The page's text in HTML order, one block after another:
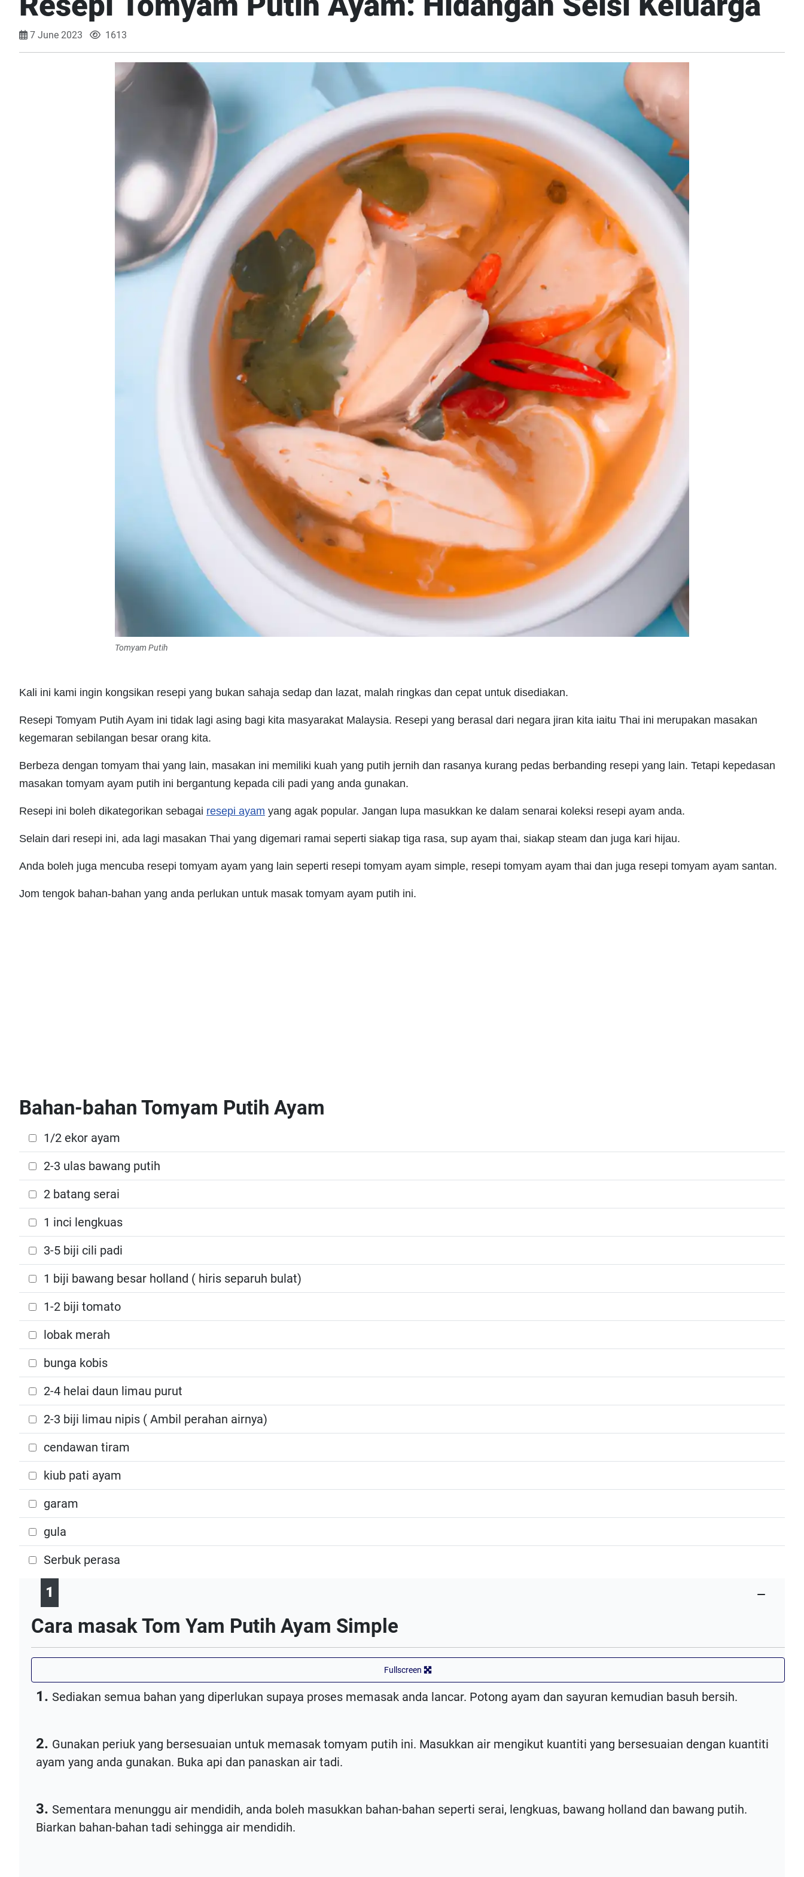
7 June 2023 1613
Tomyam Putih
Kali ini kami ingin kongsikan resepi yang bukan sahaja sedap dan lazat, malah ringkas dan cepat untuk disediakan.
Resepi Tomyam Putih Ayam ini tidak lagi asing bagi kita masyarakat Malaysia. Resepi yang berasal dari negara jiran kita iaitu Thai ini merupakan masakan
kegemaran sebilangan besar orang kita.
Berbeza dengan tomyam thai yang lain, masakan ini memiliki kuah yang putih jernih dan rasanya kurang pedas berbanding resepi yang lain. Tetapi kepedasan
masakan tomyam ayam putih ini bergantung kepada cili padi yang anda gunakan.
Resepi ini boleh dikategorikan sebagai resepi ayam yang agak popular. Jangan lupa masukkan ke dalam senarai koleksi resepi ayam anda.
Selain dari resepi ini, ada lagi masakan Thai yang digemari ramai seperti siakap tiga rasa, sup ayam thai, siakap steam dan juga kari hijau.
Anda boleh juga mencuba resepi tomyam ayam yang lain seperti resepi tomyam ayam simple, resepi tomyam ayam thai dan juga resepi tomyam ayam santan.
Jom tengok bahan-bahan yang anda perlukan untuk masak tomyam ayam putih ini.
Bahan-bahan Tomyam Putih Ayam
1/2 ekor ayam
2-3 ulas bawang putih
2 batang serai
1 inci lengkuas
3-5 biji cili padi
1 biji bawang besar holland ( hiris separuh bulat)
1-2 biji tomato
lobak merah
bunga kobis
2-4 helai daun limau purut
2-3 biji limau nipis ( Ambil perahan airnya)
cendawan tiram
kiub pati ayam
garam
gula
Serbuk perasa
1
Cara masak Tom Yam Putih Ayam Simple
Fullscreen
1. Sediakan semua bahan yang diperlukan supaya proses memasak anda lancar. Potong ayam dan sayuran kemudian basuh bersih.
2. Gunakan periuk yang bersesuaian untuk memasak tomyam putih ini. Masukkan air mengikut kuantiti yang bersesuaian dengan kuantiti
ayam yang anda gunakan. Buka api dan panaskan air tadi.
3. Sementara menunggu air mendidih, anda boleh masukkan bahan-bahan seperti serai, lengkuas, bawang holland dan bawang putih.
Biarkan bahan-bahan tadi sehingga air mendidih.